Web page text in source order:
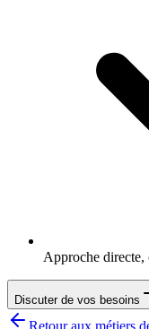
Approche
Discuter de vos besoins